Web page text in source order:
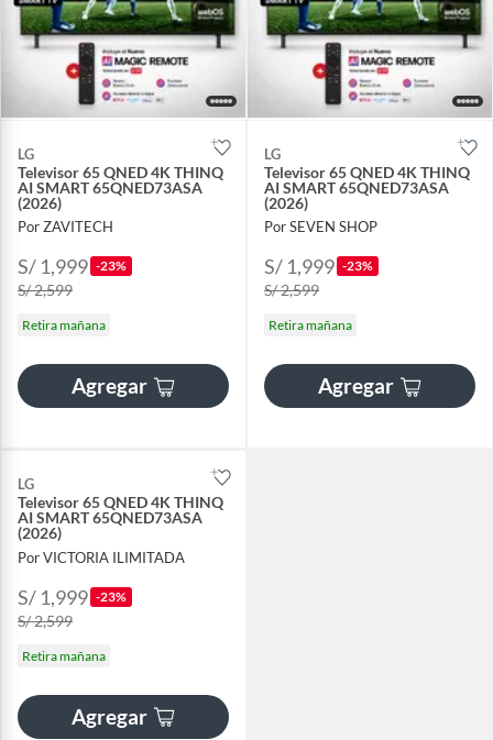
LG
Televisor 65 QNED 4K THINQ
AI SMART 65QNED73ASA
(2026)
Por ZAVITECH
S/ 1,999 -23%
S/ 2,599
Retira mañana
Agregar
LG
Televisor 65 QNED 4K THINQ
AI SMART 65QNED73ASA
(2026)
Por SEVEN SHOP
S/ 1,999 -23%
S/ 2,599
Retira mañana
Agregar
LG
Televisor 65 QNED 4K THINQ
AI SMART 65QNED73ASA
(2026)
Por VICTORIA ILIMITADA
S/ 1,999 -23%
S/ 2,599
Retira mañana
Agregar